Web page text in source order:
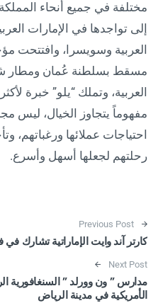
مختلفة في جميع أنحاء المملكة
إلى تواجدها في الإمارات
العربية وسويسرا، وافتتحت
مسقط بسلطنة عُمان ومطار
مفهوماً يتجاوز الخيال، ليس
احتياجات عملائها ورغباتهم،
رحلتهم لجعلها أسهل وأسرع.
Post navigation
Previous Post
كارتر آند وايت الإماراتية تشارك في
Next Post
الأمريكية في مدينة الرياض